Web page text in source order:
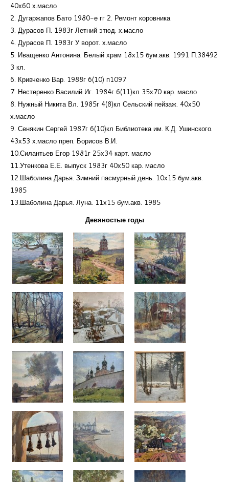
40х60 х.масло
2. Дугаржапов Бато 1980-е гг 2. Ремонт коровника
3. Дурасов П. 1983г Летний этюд. х.масло
4. Дурасов П. 1983г У ворот. х.масло
5. Иващенко Антонина. Белый храм 18х15 бум.акв. 1991 П.38492
3 кл.
6. Кривченко Вар. 1988г 6(10) п1097
7 .Нестеренко Василий Иг. 1984г 6(11)кл 35х70 кар. масло
8. Нужный Никита Вл. 1985г 4(8)кл Сельский пейзаж. 40х50
х.масло
9. Сенякин Сергей 1987г 6(10)кл Библиотека им. К.Д. Ушинского.
43х53 х.масло преп. Борисов В.И.
10.Силантьев Егор 1981г 25х34 карт. масло
11.Утенкова Е.Е. выпуск 1983г 40х50 кар. масло
12.Шаболина Дарья. Зимний пасмурный день. 10х15 бум.акв.
1985
13.Шаболина Дарья. Луна. 11х15 бум.акв. 1985
Девяностые годы